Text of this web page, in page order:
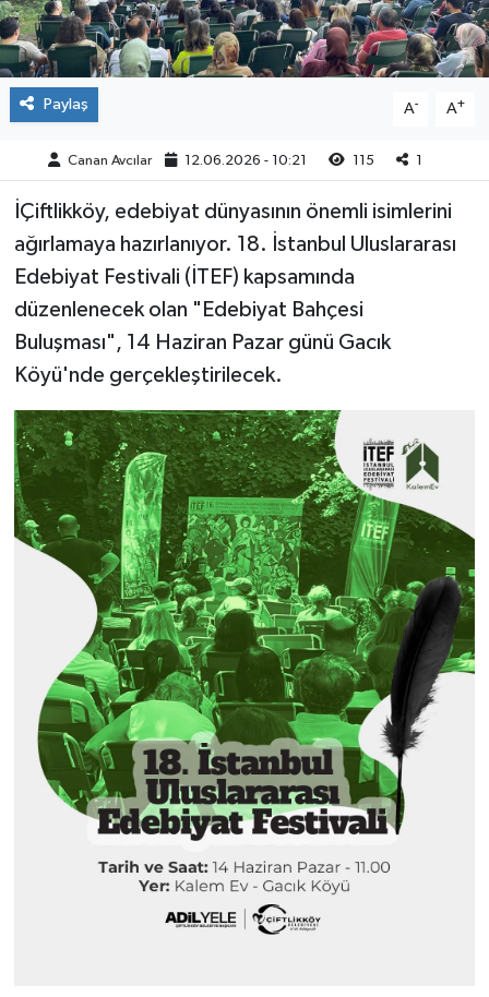
Paylaş A- A+
Canan Avcılar 12.06.2026 - 10:21 115 1
İÇiftlikköy, edebiyat dünyasının önemli isimlerini
ağırlamaya hazırlanıyor. 18. İstanbul Uluslararası
Edebiyat Festivali (İTEF) kapsamında
düzenlenecek olan "Edebiyat Bahçesi
Buluşması", 14 Haziran Pazar günü Gacık
Köyü'nde gerçekleştirilecek.